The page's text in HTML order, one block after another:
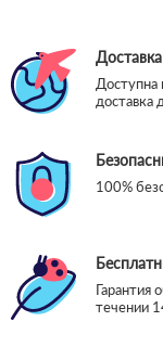
Доступна
доставка
100%
Гарантия
течении